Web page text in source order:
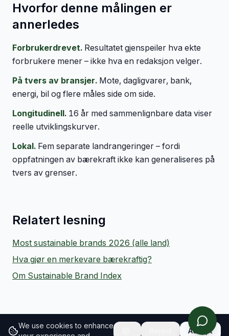
We use cookies to enhance
Accept
Hvorfor denne målingen er
annerledes
Forbrukerdrevet. Resultatet gjenspeiler hva ekte
forbrukere mener – ikke hva en redaksjon velger.
På tvers av bransjer. Mote, dagligvarer, bank,
energi, bil og flere måles side om side.
Longitudinell. 16 år med sammenlignbare data viser
reelle utviklingskurver.
Lokal. Fem separate landrangeringer – fordi
oppfatningen av bærekraft ikke kan generaliseres på
tvers av grenser.
Relatert lesning
Most sustainable brands 2026 (alle land)
Hva gjør en merkevare bærekraftig?
Om Sustainable Brand Index